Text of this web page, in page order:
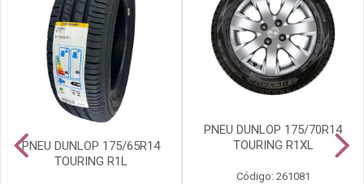
PNEU DUNLOP 175/65R14
TOURING R1L
PNEU DUNLOP 175/70R14
TOURING R1XL
Código: 261081